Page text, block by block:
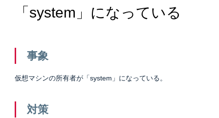
「system」になっている
事象
仮想マシンの所有者が「system」になっている。
対策